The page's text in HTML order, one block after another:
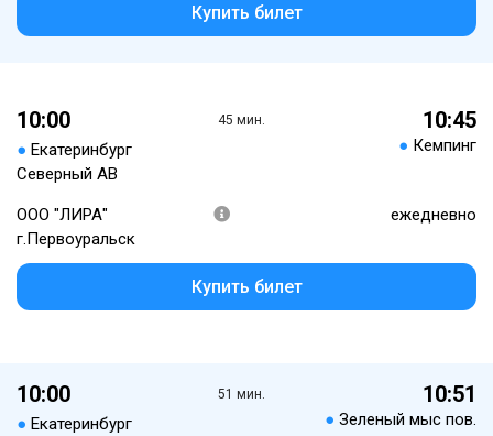
Купить билет
10:00
● Екатеринбург
Северный АВ
45 мин. 10:45
● Кемпинг
ООО "ЛИРА"
г.Первоуральск
ежедневно
Купить билет
10:00
● Екатеринбург
51 мин. 10:51
● Зеленый мыс пов.